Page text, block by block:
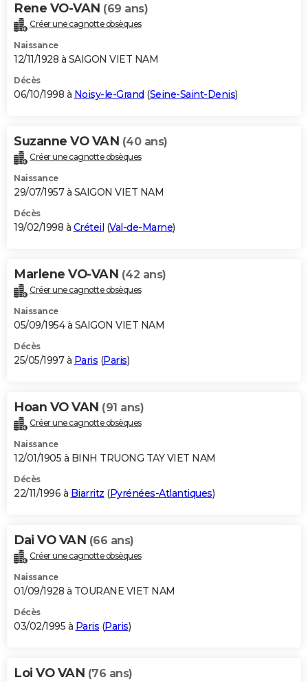
Rene VO-VAN (69 ans)
Créer une cagnotte obsèques
Naissance
12/11/1928 à SAIGON VIET NAM
Décès
06/10/1998 à Noisy-le-Grand (Seine-Saint-Denis)
Suzanne VO VAN (40 ans)
Créer une cagnotte obsèques
Naissance
29/07/1957 à SAIGON VIET NAM
Décès
19/02/1998 à Créteil (Val-de-Marne)
Marlene VO-VAN (42 ans)
Créer une cagnotte obsèques
Naissance
05/09/1954 à SAIGON VIET NAM
Décès
25/05/1997 à Paris (Paris)
Hoan VO VAN (91 ans)
Créer une cagnotte obsèques
Naissance
12/01/1905 à BINH TRUONG TAY VIET NAM
Décès
22/11/1996 à Biarritz (Pyrénées-Atlantiques)
Dai VO VAN (66 ans)
Créer une cagnotte obsèques
Naissance
01/09/1928 à TOURANE VIET NAM
Décès
03/02/1995 à Paris (Paris)
Loi VO VAN (76 ans)